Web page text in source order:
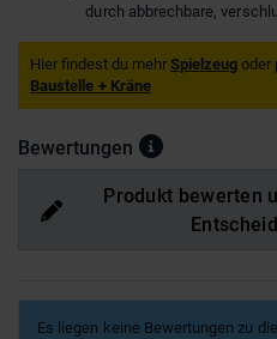
durch abbrechbare,
Hier findest du mehr Spielzeug oder
Baustelle + Kräne
Bewertungen
Produkt bewerten
Es liegen keine Bewertungen zu